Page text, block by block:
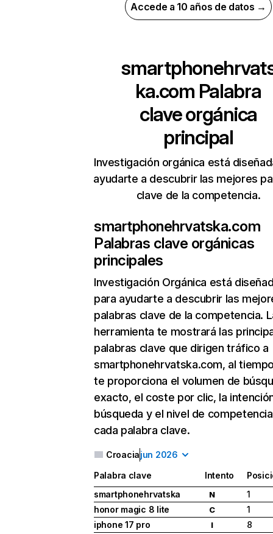
Accede a 10 años de datos →
ka.com Palabra
clave orgánica
principal
Investigación orgánica está
ayudarte a descubrir las mejores
clave de la competencia.
smartphonehrvatska.com
Palabras clave orgánicas
principales
Investigación Orgánica está
para ayudarte a descubrir las
palabras clave de la competencia.
herramienta te mostrará las
palabras clave que dirigen tráfico a
smartphonehrvatska.com, al
te proporciona el volumen de
exacto, el coste por clic, la
búsqueda y el nivel de
cada palabra clave.
Croaciajun 2026
Palabra clave Intento
smartphonehrvatska
N
1
honor magic 8 lite
C
1
iphone 17 pro
I
8